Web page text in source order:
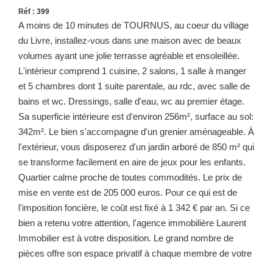
Réf : 399
A moins de 10 minutes de TOURNUS, au coeur du village
du Livre, installez-vous dans une maison avec de beaux
volumes ayant une jolie terrasse agréable et ensoleillée.
L'intérieur comprend 1 cuisine, 2 salons, 1 salle à manger
et 5 chambres dont 1 suite parentale, au rdc, avec salle de
bains et wc. Dressings, salle d'eau, wc au premier étage.
Sa superficie intérieure est d'environ 256m², surface au sol:
342m². Le bien s'accompagne d'un grenier aménageable. À
l'extérieur, vous disposerez d'un jardin arboré de 850 m² qui
se transforme facilement en aire de jeux pour les enfants.
Quartier calme proche de toutes commodités. Le prix de
mise en vente est de 205 000 euros. Pour ce qui est de
l'imposition foncière, le coût est fixé à 1 342 € par an. Si ce
bien a retenu votre attention, l'agence immobilière Laurent
Immobilier est à votre disposition. Le grand nombre de
pièces offre son espace privatif à chaque membre de votre